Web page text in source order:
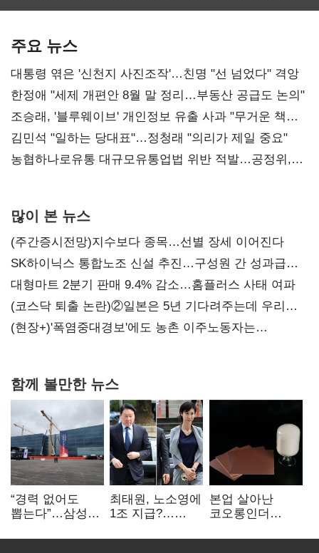
주요 뉴스
대통령 엮은 '신천지 사진조작'…친명 "선 넘었다" 격앙
한정애 "세제 개편안 8월 말 정리…부동산 공급도 논의"
조승래, '블루웨이브' 개인정보 유출 사과 "무거운 책임
통감"
김민석 "일하는 당대표"…정청래 "의리가 제일 중요"
농협하나로유통 대규모유통업법 위반 적발…공정위,
많이 본 뉴스
(주간증시전망)지수보다 종목…선별 장세 이어진다
SK하이닉스 통합노조 신설 추진…구성원 간 성과급
불만 확산
대형마트 2분기 판매 9.4% 감소…홈플러스 사태 여파
(코스닥 퇴출 논란)②일본은 5년 기다려주는데 우리는
당장 퇴출?…시간만으론 부족한 코스닥 구하기
(현장+)'폭염중대경보'에도 농촌 이주노동자는
함께 볼만한 뉴스
“경력 없어도
뽑는다”…삼성
반도체 인재
최태원, 노소영에
1조 지급?…
본업 살아난
코오롱인더
배터리 소재로